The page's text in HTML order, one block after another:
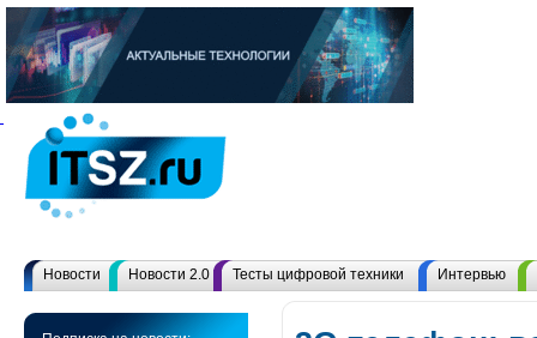
Новости Новости 2.0 Тесты цифровой техники Интервью